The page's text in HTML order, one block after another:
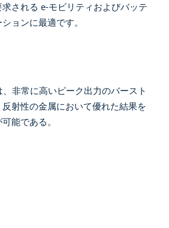
される e-モビリティおよびバッテ
ョンに最適です。
非常に高いピーク出力のバースト
射性の金属において優れた結果を
能である。